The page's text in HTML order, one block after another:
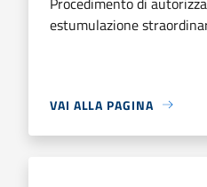
estumulazione
VAI ALLA PAGINA